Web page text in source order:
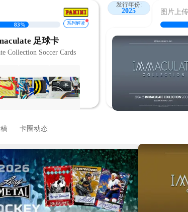
83% 系列解读
足球卡
Collection Soccer Cards
发行年份:
2025 图片上
卡圈动态